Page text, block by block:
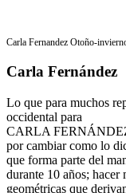
Carla Fernandez Otoño-
Carla Fernández
Lo que para muchos
occidental para
CARLA FERNÁNDEZ
por cambiar como lo
que forma parte del
durante 10 años; hacer
geométricas que